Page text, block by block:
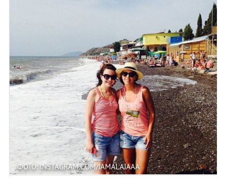
ФОТО: INSTAGRAM.COM/JAMALAJAAA